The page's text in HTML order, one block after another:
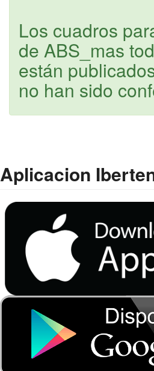
Los cuadros
de ABS_mas
están
no han sido
Aplicacion